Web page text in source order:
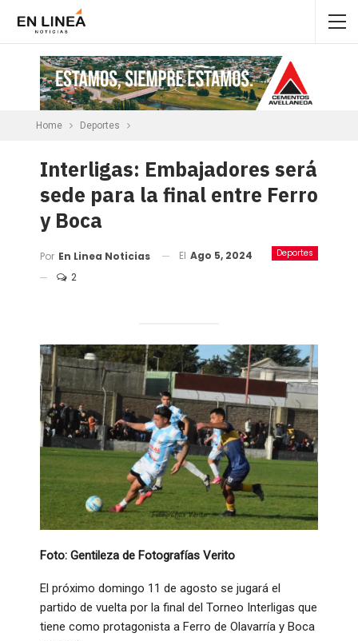
Home Deportes
Interligas: Embajadores será
sede para la final entre Ferro
y Boca
Deportes
Por En Linea Noticias El Ago 5, 2024
2
Foto: Gentileza de Fotografías Verito
El próximo domingo 11 de agosto se jugará el
partido de vuelta por la final del Torneo Interligas que
tiene como protagonista a Ferro de Olavarría y Boca